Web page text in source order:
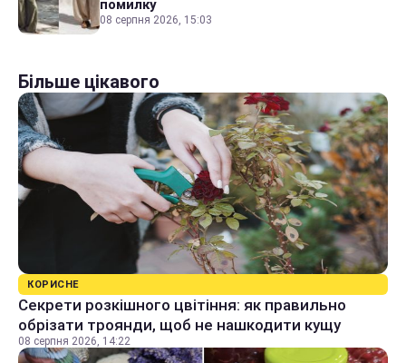
помилку
08 серпня 2026, 15:03
Більше цікавого
КОРИСНЕ
Секрети розкішного цвітіння: як правильно
обрізати троянди, щоб не нашкодити кущу
08 серпня 2026, 14:22